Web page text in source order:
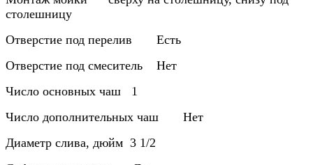
столешницу
Отверстие под перелив Есть
Отверстие под смеситель Нет
Число основных чаш 1
Число дополнительных чаш Нет
Диаметр слива, дюйм 3 1/2